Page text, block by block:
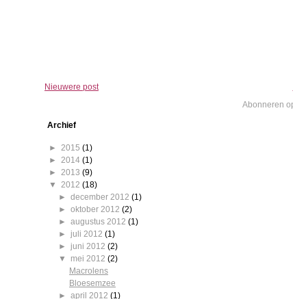
Nieuwere post
Abonneren
Archief
► 2015 (1)
► 2014 (1)
► 2013 (9)
▼ 2012 (18)
►december 2012(1)
►oktober 2012(2)
►augustus 2012(1)
► juli 2012(1)
► juni 2012(2)
▼ mei 2012(2)
Macrolens
Bloesemzee
►april 2012(1)